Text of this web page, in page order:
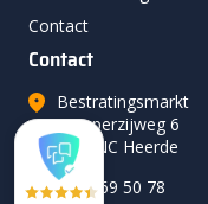
Contact
Contact
Bestratingsmarkt
Kamperzijweg 6
8181NC Heerde
0578 69 50 78